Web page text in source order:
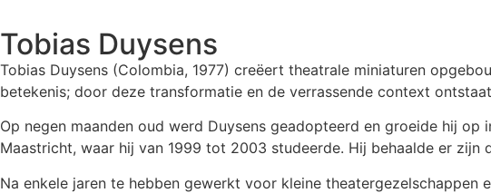
Tobias Duysens
Tobias Duysens (Colombia, 1977) creëert theatrale miniaturen
betekenis; door deze transformatie en de verrassende context
Op negen maanden oud werd Duysens geadopteerd en groeide hij
Maastricht, waar hij van 1999 tot 2003 studeerde. Hij behaalde er
Na enkele jaren te hebben gewerkt voor kleine